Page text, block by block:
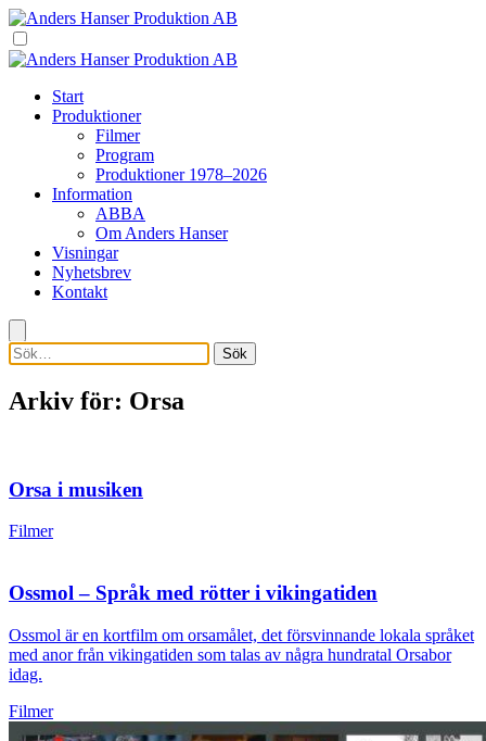
Start
Produktioner
Filmer
Program
Produktioner 1978–2026
Information
ABBA
Om Anders Hanser
Visningar
Nyhetsbrev
Kontakt
Sök
Arkiv för: Orsa
Orsa i musiken
Filmer
Ossmol – Språk med rötter i vikingatiden
Ossmol är en kortfilm om orsamålet, det försvinnande lokala språket
med anor från vikingatiden som talas av några hundratal Orsabor
idag.
Filmer